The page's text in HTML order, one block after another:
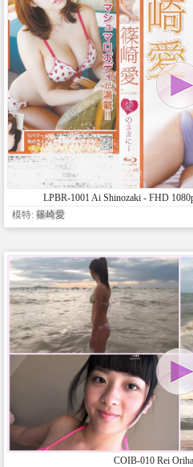
LPBR-1001 Ai Shinozaki - FHD
模特: 篠崎愛
COIB-010 Rei